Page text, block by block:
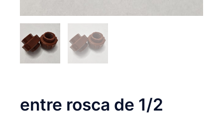
entre rosca de 1/2